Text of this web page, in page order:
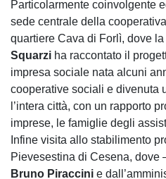
Particolarmente coinvolgente
sede centrale della
quartiere Cava di Forlì, dove
Squarzi ha raccontato il
impresa sociale nata alcuni
cooperative sociali e divenuta
l’intera città, con un rapporto
imprese, le famiglie degli
Infine visita allo stabilimento
Pievesestina di Cesena, dove
Bruno Piraccini e